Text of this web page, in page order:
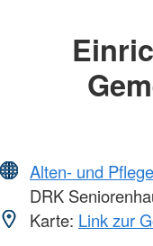
Alten- und
DRK
Karte: Link zur